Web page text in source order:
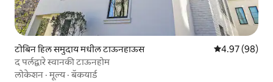
टोबिन हिल समुदाय मधील टाऊनहाऊस 5 पैकी 4.97
4.97 (98)
द पर्लद्वारे स्वानकी टाऊनहोम
लोकेशन ·मूल्य·बॅकयार्ड